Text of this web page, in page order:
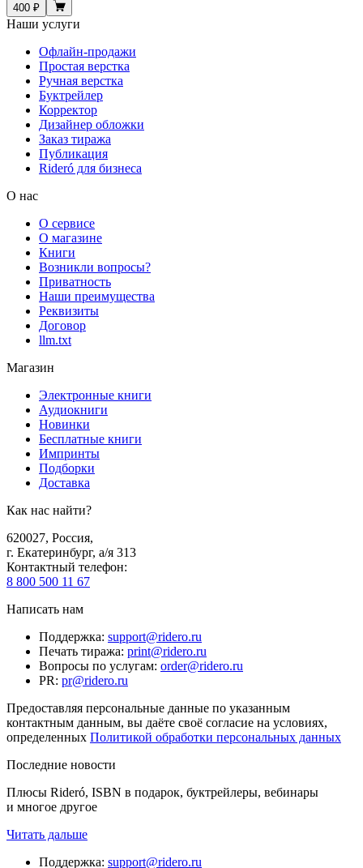
400 ₽
Наши услуги
Офлайн-продажи
Простая верстка
Ручная верстка
Буктрейлер
Корректор
Дизайнер обложки
Заказ тиража
Публикация
Rideró для бизнеса
О нас
О сервисе
О магазине
Книги
Возникли вопросы?
Приватность
Наши преимущества
Реквизиты
Договор
llm.txt
Магазин
Электронные книги
Аудиокниги
Новинки
Бесплатные книги
Импринты
Подборки
Доставка
Как нас найти?
620027, Россия,
г. Екатеринбург, а/я 313
Контактный телефон:
8 800 500 11 67
Написать нам
Поддержка: support@ridero.ru
Печать тиража: print@ridero.ru
Вопросы по услугам: order@ridero.ru
PR: pr@ridero.ru
Предоставляя персональные данные по указанным
контактным данным, вы даёте своё согласие на условиях,
определенных Политикой обработки персональных данных
Последние новости
Плюсы Rideró, ISBN в подарок, буктрейлеры, вебинары
и многое другое
Читать дальше
Поддержка: support@ridero.ru